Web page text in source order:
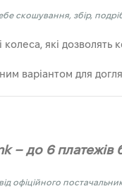
скошування, збір,
які дозволять
варіантом для
– до 6 платежів
від офіційного